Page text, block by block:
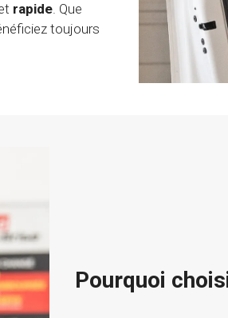
rapide. Que
toujours
Pourquoi